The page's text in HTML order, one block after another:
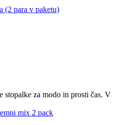
stopalke za modo in prosti čas. V